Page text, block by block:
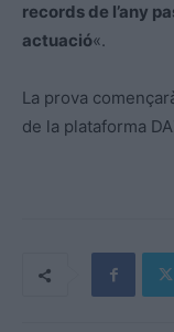
records de l’any
actuació«.
La prova
de la plataforma